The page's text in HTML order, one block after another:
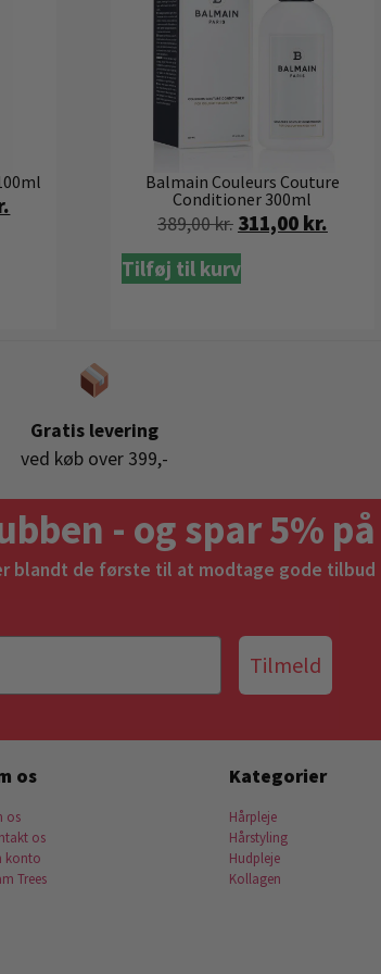
Balmain Couleurs Couture
Conditioner 300ml
389,00kr. 311,00 kr.
Tilføj til kurv
Gratis levering
ved køb over 399,-
- og spar 5%
blandt de første til at modtage gode tilbud
Tilmeld
os
os
os
konto
Trees
Kategorier
Hårpleje
Hårstyling
Hudpleje
Kollagen